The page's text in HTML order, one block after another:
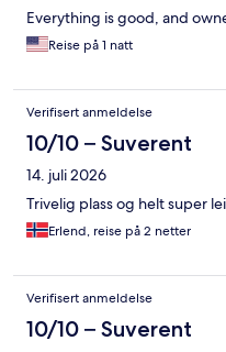
Everything is good, and
Reise på 1 natt
Verifisert anmeldelse
10/10 – Suverent
14. juli 2026
Trivelig plass og helt super
Erlend, reise på 2 netter
Verifisert anmeldelse
10/10 – Suverent